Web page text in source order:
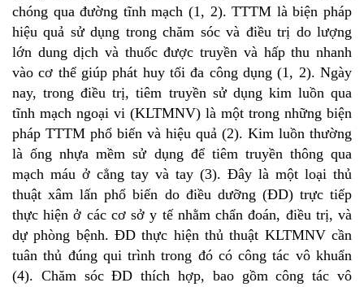
chóng qua đường tĩnh mạch (1, 2). TTTM là biện pháp
hiệu quả sử dụng trong chăm sóc và điều trị do lượng
lớn dung dịch và thuốc được truyền và hấp thu nhanh
vào cơ thể giúp phát huy tối đa công dụng (1, 2). Ngày
nay, trong điều trị, tiêm truyền sử dụng kim luồn qua
tĩnh mạch ngoại vi (KLTMNV) là một trong những biện
pháp TTTM phổ biến và hiệu quả (2). Kim luồn thường
là ống nhựa mềm sử dụng để tiêm truyền thông qua
mạch máu ở cẳng tay và tay (3). Đây là một loại thủ
thuật xâm lấn phổ biến do điều dưỡng (ĐD) trực tiếp
thực hiện ở các cơ sở y tế nhằm chẩn đoán, điều trị, và
dự phòng bệnh. ĐD thực hiện thủ thuật KLTMNV cần
tuân thủ đúng qui trình trong đó có công tác vô khuẩn
(4). Chăm sóc ĐD thích hợp, bao gồm công tác vô